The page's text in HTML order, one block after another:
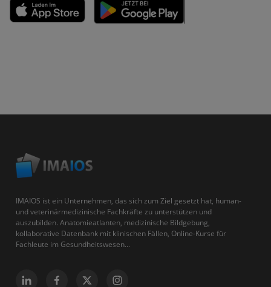
IMAIOS ist ein Unternehmen, das sich zum Ziel gesetzt hat, human-
und veterinärmedizinische Fachkräfte zu unterstützen und
auszubilden. Anatomieatlanten, medizinische Bildgebung,
kollaborative Datenbank mit klinischen Fällen, Online-Kurse für
Fachleute im Gesundheitswesen...